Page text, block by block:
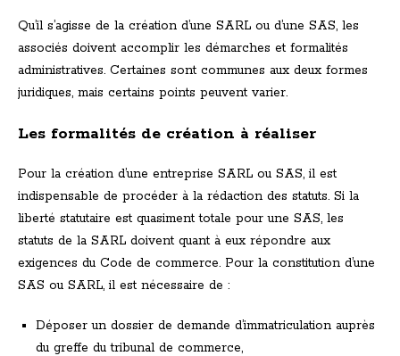
Qu’il s’agisse de la création d’une SARL ou d’une SAS, les
associés doivent accomplir les démarches et formalités
administratives. Certaines sont communes aux deux formes
juridiques, mais certains points peuvent varier.
Les formalités de création à réaliser
Pour la création d’une entreprise SARL ou SAS, il est
indispensable de procéder à la rédaction des statuts. Si la
liberté statutaire est quasiment totale pour une SAS, les
statuts de la SARL doivent quant à eux répondre aux
exigences du Code de commerce. Pour la constitution d’une
SAS ou SARL, il est nécessaire de :
Déposer un dossier de demande d’immatriculation auprès
du greffe du tribunal de commerce,